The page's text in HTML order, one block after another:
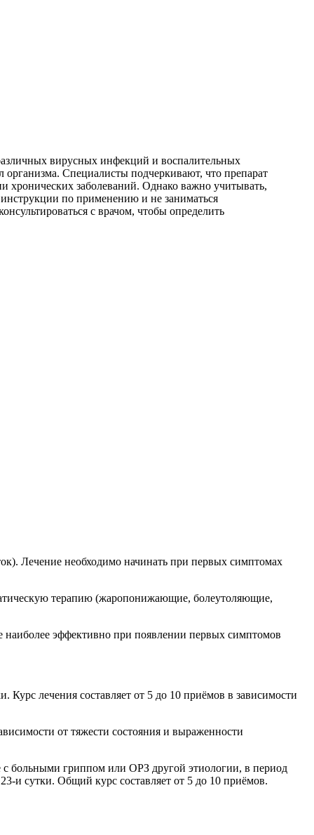
вирусных инфекций и воспалительных
Специалисты подчеркивают, что препарат
хронических заболеваний. Однако важно учитывать,
по применению и не заниматься
с врачом, чтобы определить
Лечение необходимо начинать при первых симптомах
терапию (жаропонижающие, болеутоляющие,
наиболее эффективно при появлении первых симптомов
лечения составляет от 5 до 10 приёмов в зависимости
от тяжести состояния и выраженности
с больными гриппом или ОРЗ другой этиологии, в период
и сутки. Общий курс составляет от 5 до 10 приёмов.